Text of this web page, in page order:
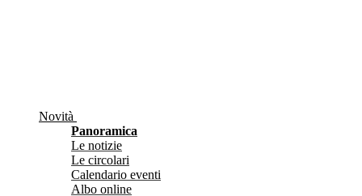
Novità
Panoramica
Le notizie
Le circolari
Calendario eventi
Albo online